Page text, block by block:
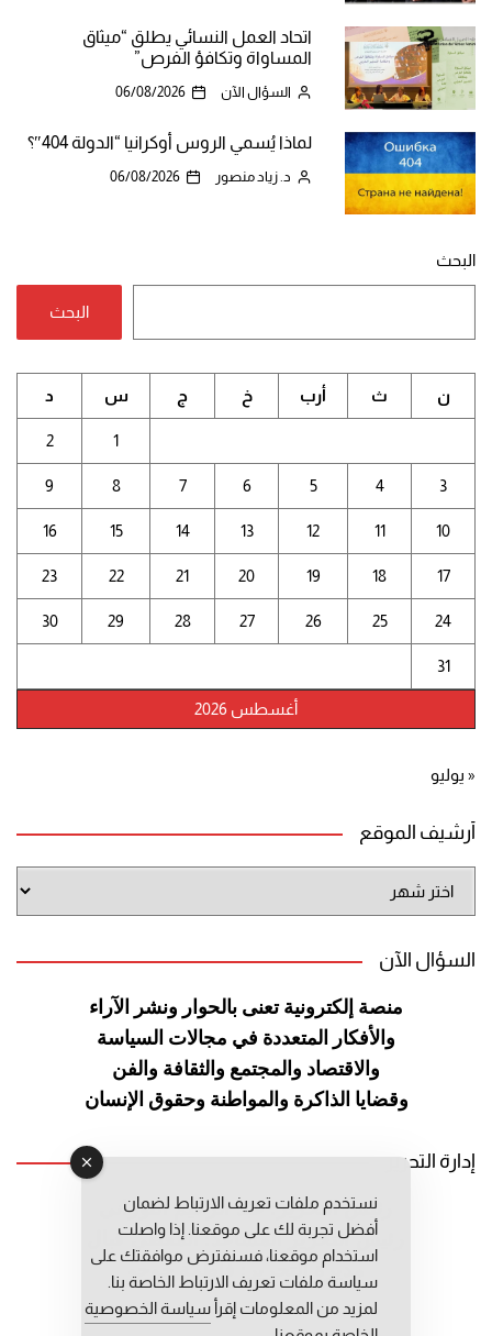
اتحاد العمل النسائي يطلق “ميثاق
المساواة وتكافؤ الفرص”
السؤال الآن 06/08/2026
لماذا يُسمي الروس أوكرانيا “الدولة 404″؟
د. زياد منصور 06/08/2026
البحث
البحث
أغسطس 2026
ن ث أرب خ ج س د
1
2
3
4
5
6
7
8
9
10
11
12
13
14
15
16
17
18
19
20
21
22
23
24
25
26
27
28
29
30
31
« يوليو
أرشيف الموقع
الموقع
السؤال الآن
منصة إلكترونية تعنى بالحوار ونشر الآراء
والأفكار المتعددة في مجالات السياسة
والاقتصاد والمجتمع والثقافة والفن
وقضايا الذاكرة والمواطنة وحقوق الإنسان
إدارة التحرير
رئيس التحرير: عبد الرحيم التوراني
رئيس التحرير المساعد: المعطي قبال
مديرة التحرير: فاطمة حوحو
نستخدم ملفات تعريف الارتباط لضمان
أفضل تجربة لك على موقعنا. إذا واصلت
استخدام موقعنا، فسنفترض موافقتك على
سياسة ملفات تعريف الارتباط الخاصة بنا.
لمزيد من المعلومات إقرأ سياسة الخصوصية